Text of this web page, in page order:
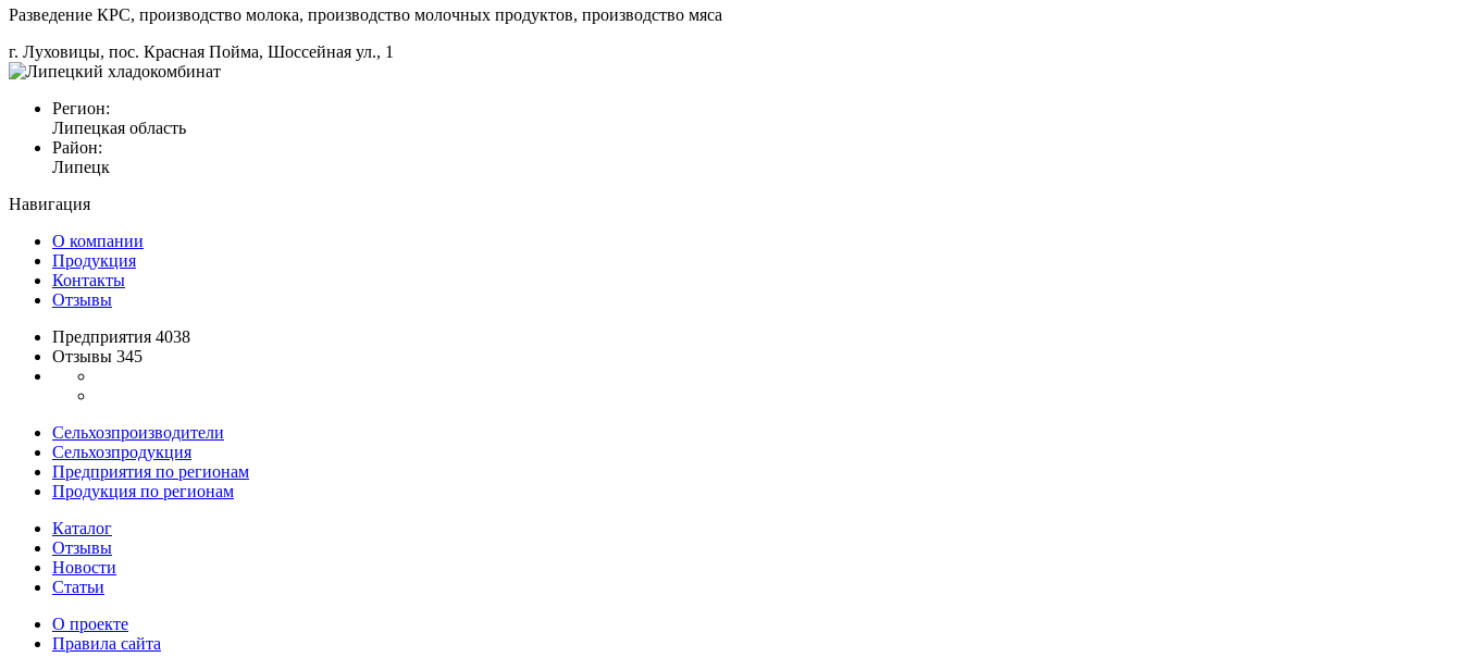
Разведение КРС, производство молока, производство молочных продуктов, производство мяса
г. Луховицы, пос. Красная Пойма, Шоссейная ул., 1
Регион:
Липецкая область
Район:
Липецк
Навигация
О компании
Продукция
Контакты
Отзывы
Предприятия 4038
Отзывы 345
Сельхозпроизводители
Сельхозпродукция
Предприятия по регионам
Продукция по регионам
Каталог
Отзывы
Новости
Статьи
О проекте
Правила сайта